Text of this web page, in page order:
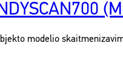
modelio